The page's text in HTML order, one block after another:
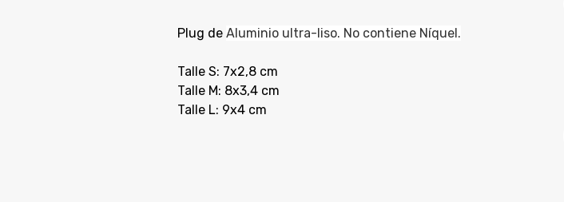
Plug deAluminio ultra-liso. No contiene Níquel.
Talle S: 7x2,8 cm
Talle M: 8x3,4 cm
Talle L: 9x4 cm